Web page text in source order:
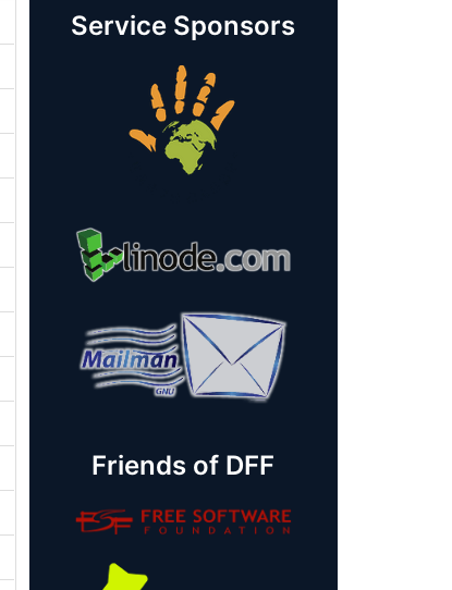
Service Sponsors
Friends of DFF